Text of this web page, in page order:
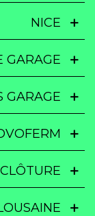
NICE
GARAGE
GARAGE